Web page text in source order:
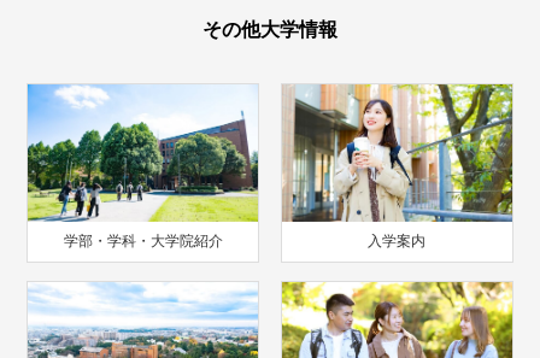
その他大学情報
学部・学科・大学院紹介 入学案内